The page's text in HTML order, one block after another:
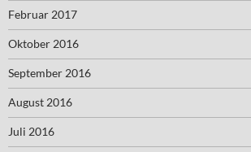
Februar 2017
Oktober 2016
September 2016
August 2016
Juli 2016